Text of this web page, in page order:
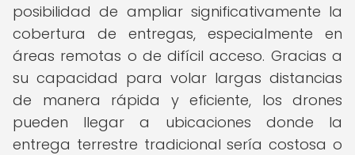
posibilidad de ampliar significativamente la
cobertura de entregas, especialmente en
áreas remotas o de difícil acceso. Gracias a
su capacidad para volar largas distancias
de manera rápida y eficiente, los drones
pueden llegar a ubicaciones donde la
entrega terrestre tradicional sería costosa o